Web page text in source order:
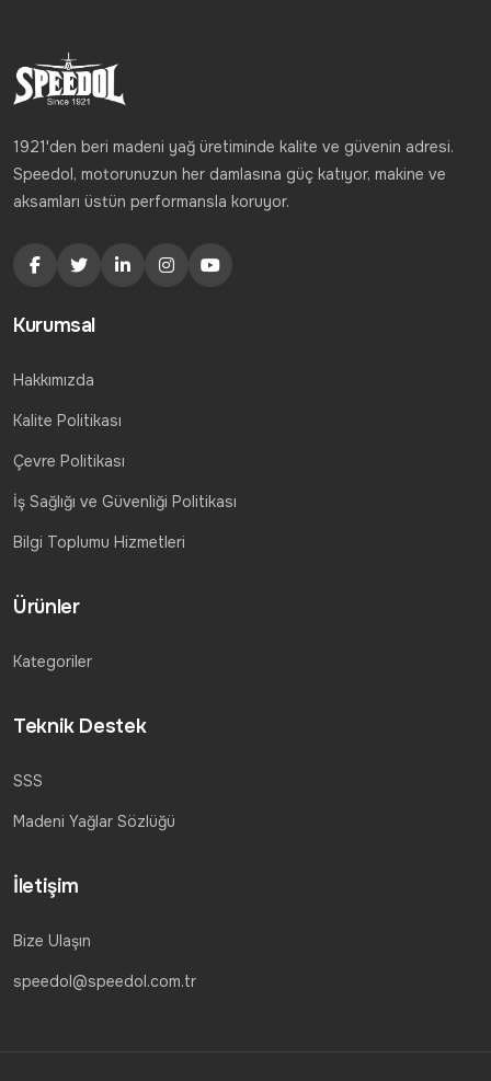
1921'den beri madeni yağ üretiminde kalite ve güvenin adresi.
Speedol, motorunuzun her damlasına güç katıyor, makine ve
aksamları üstün performansla koruyor.
Kurumsal
Hakkımızda
Kalite Politikası
Çevre Politikası
İş Sağlığı ve Güvenliği Politikası
Bilgi Toplumu Hizmetleri
Ürünler
Kategoriler
Teknik Destek
SSS
Madeni Yağlar Sözlüğü
İletişim
Bize Ulaşın
speedol@speedol.com.tr